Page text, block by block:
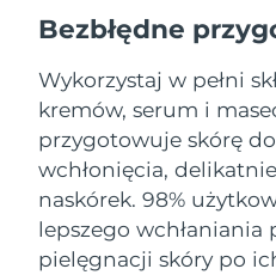
Bezbłędne
Wykorzystaj w pełni
kremów, serum i
przygotowuje skórę
wchłonięcia,
naskórek. 98%
lepszego
pielęgnacji skóry po
Słowacja
Słowenia
Republika
Południowej Afryki